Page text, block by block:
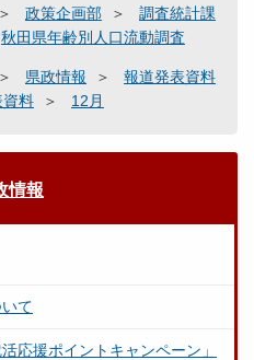
政策企画部
調査統計課
秋田県年齢別人口流動調査
県政情報
報道発表資料
料
12月
情報
て
応援ポイントキャンペーン」